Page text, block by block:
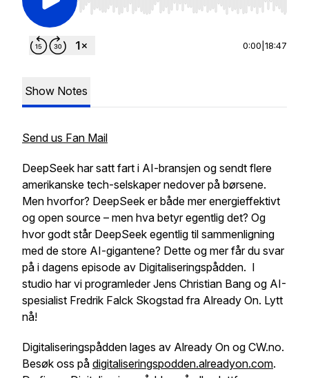
Use Left/Right to seek, Home/End to jump to
0:00 18:47
Show Notes
Send us Fan Mail
DeepSeek har satt fart i AI-bransjen og sendt flere
amerikanske tech-selskaper nedover på børsene.
Men hvorfor? DeepSeek er både mer energieffektivt
og open source – men hva betyr egentlig det? Og
hvor godt står DeepSeek egentlig til sammenligning
med de store AI-gigantene? Dette og mer får du svar
på i dagens episode av Digitaliseringspådden. I
studio har vi programleder Jens Christian Bang og AI-
spesialist Fredrik Falck Skogstad fra Already On. Lytt
nå!
Digitaliseringspådden lages av Already On og CW.no.
Besøk oss på digitaliseringspodden.alreadyon.com.